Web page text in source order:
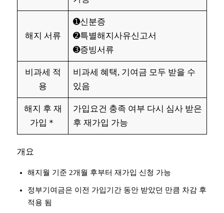
해지 서류
➊신분증
➋특별해지사유신고서
➌증빙서류
비과세 적
용
비과세 혜택, 기여금 모두 받을 수
있음
해지 후 재
가입＊
가입요건 충족 여부 다시 심사 받은
후 재가입 가능
개요
해지월 기준 2개월 후부터 재가입 신청 가능
정부기여금은 이전 가입기간 동안 받았던 만큼 차감 후
적용 됨